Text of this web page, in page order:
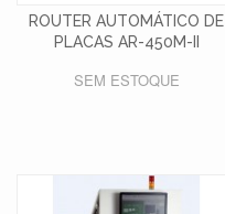
ROUTER AUTOMÁTICO DE
PLACAS AR-450M-II
SEM ESTOQUE